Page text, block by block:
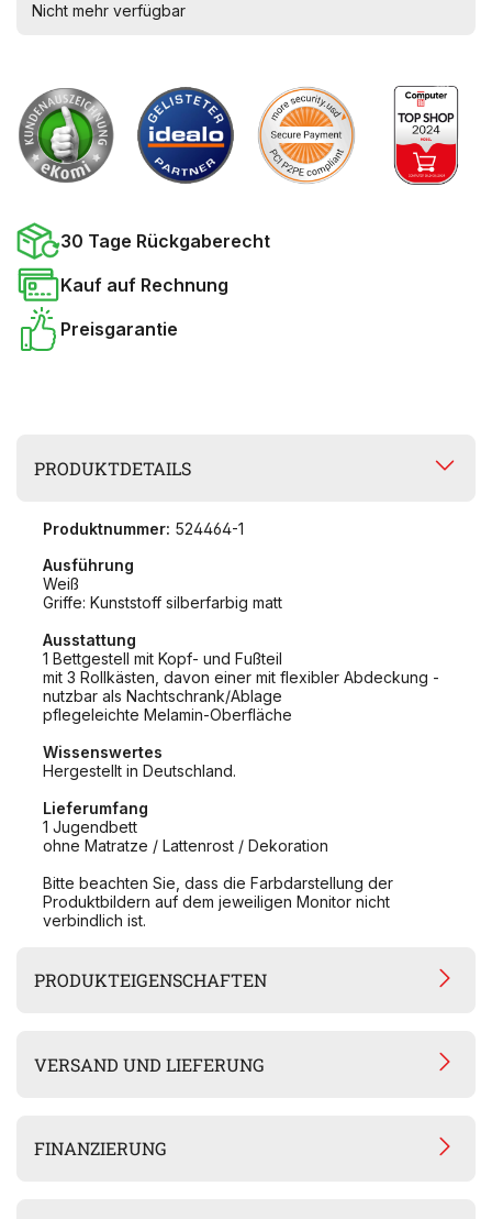
Nicht mehr verfügbar
30 Tage Rückgaberecht
Kauf auf Rechnung
Preisgarantie
PRODUKTDETAILS
Produktnummer: 524464-1
Ausführung
Weiß
Griffe: Kunststoff silberfarbig matt
Ausstattung
1 Bettgestell mit Kopf- und Fußteil
mit 3 Rollkästen, davon einer mit flexibler Abdeckung -
nutzbar als Nachtschrank/Ablage
pflegeleichte Melamin-Oberfläche
Wissenswertes
Hergestellt in Deutschland.
Lieferumfang
1 Jugendbett
ohne Matratze / Lattenrost / Dekoration
Bitte beachten Sie, dass die Farbdarstellung der
Produktbildern auf dem jeweiligen Monitor nicht
verbindlich ist.
PRODUKTEIGENSCHAFTEN
VERSAND UND LIEFERUNG
FINANZIERUNG